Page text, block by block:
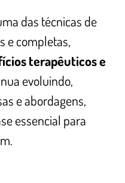
das técnicas de
e completas,
terapêuticos e
evoluindo,
e abordagens,
essencial para